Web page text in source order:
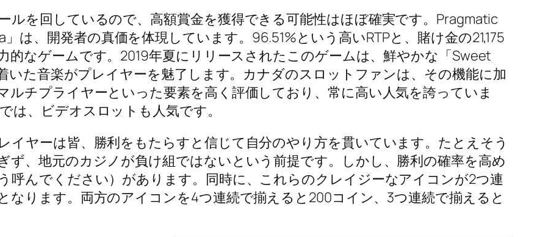
ルを回しているので、高額賞金を獲得できる可能性はほぼ確実です。Pragmatic
は、開発者の真価を体現しています。96.51%という高いRTPと、賭け金の21,175
的なゲームです。2019年夏にリリースされたこのゲームは、鮮やかな「Sweet
いた音楽がプレイヤーを魅了します。カナダのスロットファンは、その機能に加
ルチプライヤーといった要素を高く評価しており、常に高い人気を誇っていま
、ビデオスロットも人気です。
イヤーは皆、勝利をもたらすと信じて自分のやり方を貫いています。たとえそう
ず、地元のカジノが負け組ではないという前提です。しかし、勝利の確率を高め
呼んでください）があります。同時に、これらのクレイジーなアイコンが2つ連
なります。両方のアイコンを4つ連続で揃えると200コイン、3つ連続で揃えると